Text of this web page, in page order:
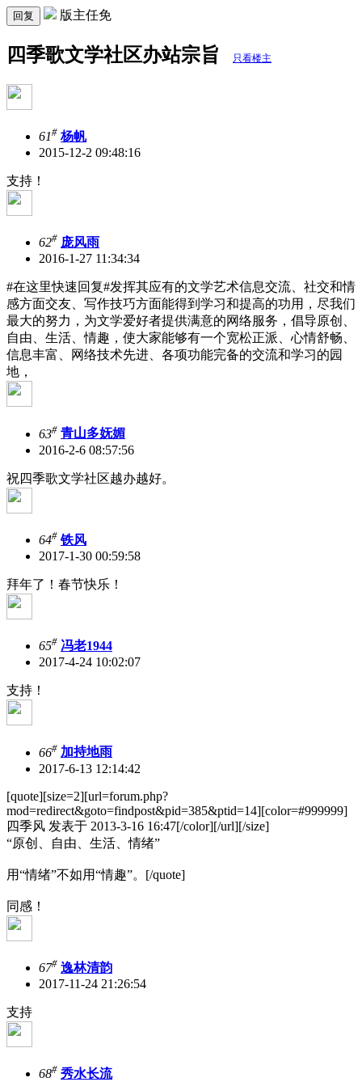
回复 版主任免
四季歌文学社区办站宗旨 只看楼主
61# 杨帆
2015-12-2 09:48:16
支持！
62# 庞风雨
2016-1-27 11:34:34
#在这里快速回复#发挥其应有的文学艺术信息交流、社交和情
感方面交友、写作技巧方面能得到学习和提高的功用，尽我们
最大的努力，为文学爱好者提供满意的网络服务，倡导原创、
自由、生活、情趣，使大家能够有一个宽松正派、心情舒畅、
信息丰富、网络技术先进、各项功能完备的交流和学习的园
地，
63# 青山多妩媚
2016-2-6 08:57:56
祝四季歌文学社区越办越好。
64# 铁风
2017-1-30 00:59:58
拜年了！春节快乐！
65# 冯老1944
2017-4-24 10:02:07
支持！
66# 加持地雨
2017-6-13 12:14:42
[quote][size=2][url=forum.php?
mod=redirect&goto=findpost&pid=385&ptid=14][color=#999999]
四季风 发表于 2013-3-16 16:47[/color][/url][/size]
“原创、自由、生活、情绪”
用“情绪”不如用“情趣”。[/quote]
同感！
67# 逸林清韵
2017-11-24 21:26:54
支持
68# 秀水长流